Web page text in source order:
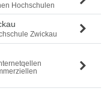
Hochschulen
Zwickau